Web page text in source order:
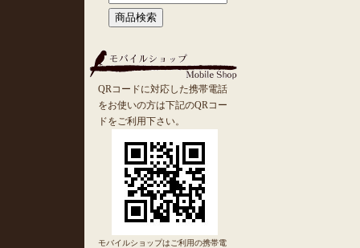
QRコードに対応した携帯電話
をお使いの方は下記のQRコー
ドをご利用下さい。
モバイルショップはご利用の携帯電